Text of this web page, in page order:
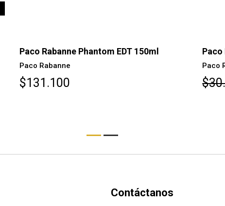
Paco Rabanne Paco EDT 100ml
Paco Rabanne
$30.400
Paco
Paco
Contáctanos